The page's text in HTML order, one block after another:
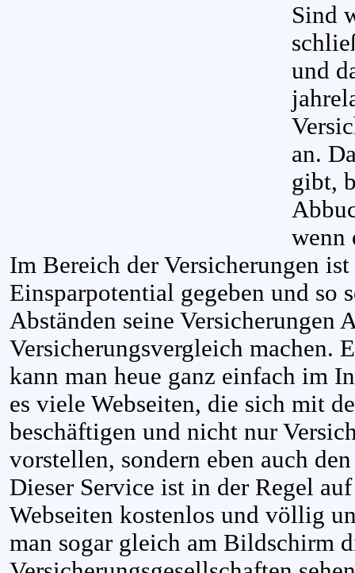
Sind
und
an.
gibt,
wenn
Im Bereich der Versicherungen
Einsparpotential gegeben und so
Abständen seine Versicherungen
Versicherungsvergleich machen.
kann man heue ganz einfach im
es viele Webseiten, die sich mit
beschäftigen und nicht nur
vorstellen, sondern eben auch
Dieser Service ist in der Regel
Webseiten kostenlos und völlig
man sogar gleich am Bildschirm